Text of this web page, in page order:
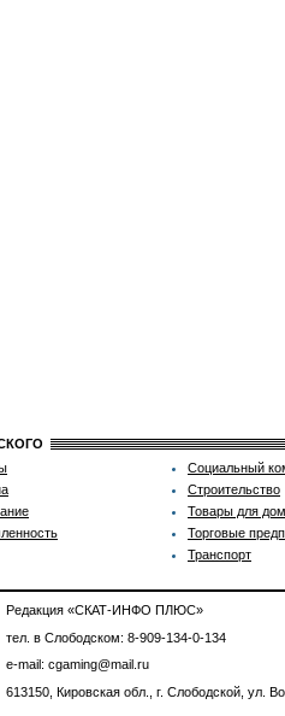
Социальный
Строительство
Товары для
Торговые
Транспорт
Редакция «СКАТ-ИНФО ПЛЮС»
тел. в Слободском: 8-909-134-0-134
e-mail: cgaming@mail.ru
613150, Кировская обл., г. Слободской, ул.